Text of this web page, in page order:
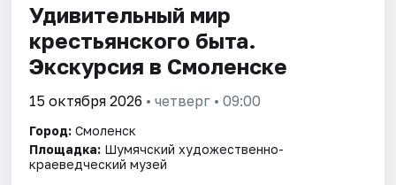
Удивительный мир
крестьянского быта.
Экскурсия в Смоленске
15 октября 2026 • четверг • 09:00
Город: Смоленск
Площадка: Шумячский художественно-
краеведческий музей